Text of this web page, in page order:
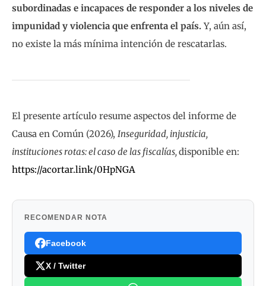
subordinadas e incapaces de responder a los niveles de
impunidad y violencia que enfrenta el país. Y, aún así,
no existe la más mínima intención de rescatarlas.
El presente artículo resume aspectos del informe de
Causa en Común (2026), Inseguridad, injusticia,
instituciones rotas: el caso de las fiscalías, disponible en:
https://acortar.link/0HpNGA
RECOMENDAR NOTA
Facebook
X / Twitter